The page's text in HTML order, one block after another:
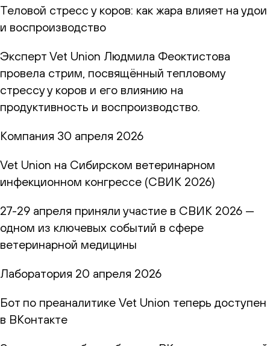
Теловой стресс у коров: как жара влияет на удои
и воспроизводство
Эксперт Vet Union Людмила Феоктистова
провела стрим, посвящённый тепловому
стрессу у коров и его влиянию на
продуктивность и воспроизводство.
Компания 30 апреля 2026
Vet Union на Сибирском ветеринарном
инфекционном конгрессе (СВИК 2026)
27-29 апреля приняли участие в СВИК 2026 —
одном из ключевых событий в сфере
ветеринарной медицины
Лаборатория 20 апреля 2026
Бот по преаналитике Vet Union теперь доступен
в ВКонтакте